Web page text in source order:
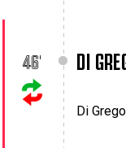
46' DI
Di